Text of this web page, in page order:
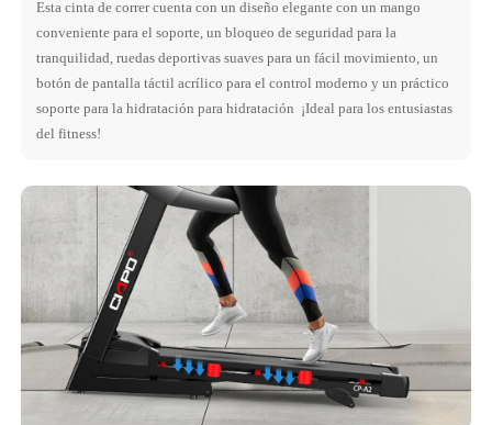
Esta cinta de correr cuenta con un diseño elegante con un mango
conveniente para el soporte, un bloqueo de seguridad para la
tranquilidad, ruedas deportivas suaves para un fácil movimiento, un
botón de pantalla táctil acrílico para el control moderno y un práctico
soporte para la hidratación para hidratación ¡Ideal para los entusiastas
del fitness!